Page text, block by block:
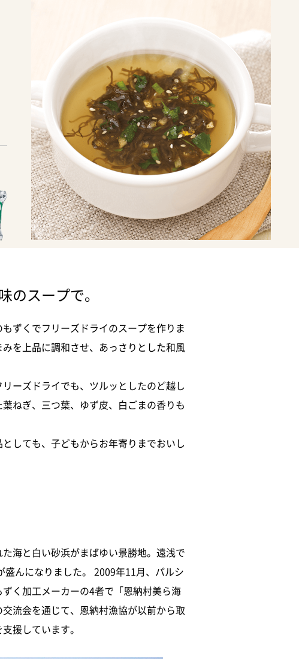
のスープで。
ずくでフリーズドライのスープを作りま
を上品に調和させ、あっさりとした和風
ーズドライでも、ツルッとしたのど越し
ねぎ、三つ葉、ゆず皮、白ごまの香りも
しても、子どもからお年寄りまでおいし
海と白い砂浜がまばゆい景勝地。遠浅で
んになりました。 2009年11月、パルシ
く加工メーカーの4者で「恩納村美ら海
流会を通じて、恩納村漁協が以前から取
援しています。